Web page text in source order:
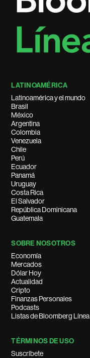
LATINOAMÉRICA
Latinoamérica y el mundo
Brasil
México
Argentina
Colombia
Venezuela
Chile
Perú
Ecuador
Panamá
Uruguay
Costa Rica
El Salvador
República Dominicana
Guatemala
SOBRE NOSOTROS
Economía
Mercados
Dólar Hoy
Actualidad
Cripto
Finanzas Personales
Podcasts
Listas de Bloomberg Línea
TÉRMINOS DE USO
Suscríbete